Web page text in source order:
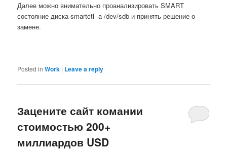
Далее можно внимательно проанализировать SMART
состояние диска smartctl -a /dev/sdb и принять решение о
замене.
Posted in Work | Leave a reply
Зацените сайт комании
стоимостью 200+
миллиардов USD